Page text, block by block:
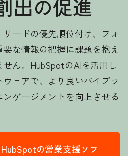
出の促進
ードの優先順位付け、フォ
な情報の把握に課題を抱え
ん。HubSpotのAIを活用し
ェアで、より良いパイプラ
ゲージメントを向上させる
HubSpotの営業支援ソフ